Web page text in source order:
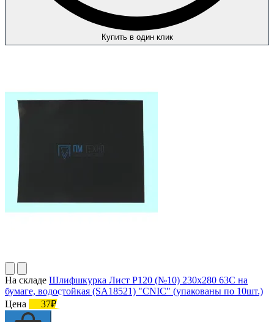
Купить в один клик
На складе Шлифшкурка Лист Р120 (№10) 230х280 63С на
бумаге, водостойкая (SA18521) "CNIC" (упакованы по 10шт.)
Цена
37₽